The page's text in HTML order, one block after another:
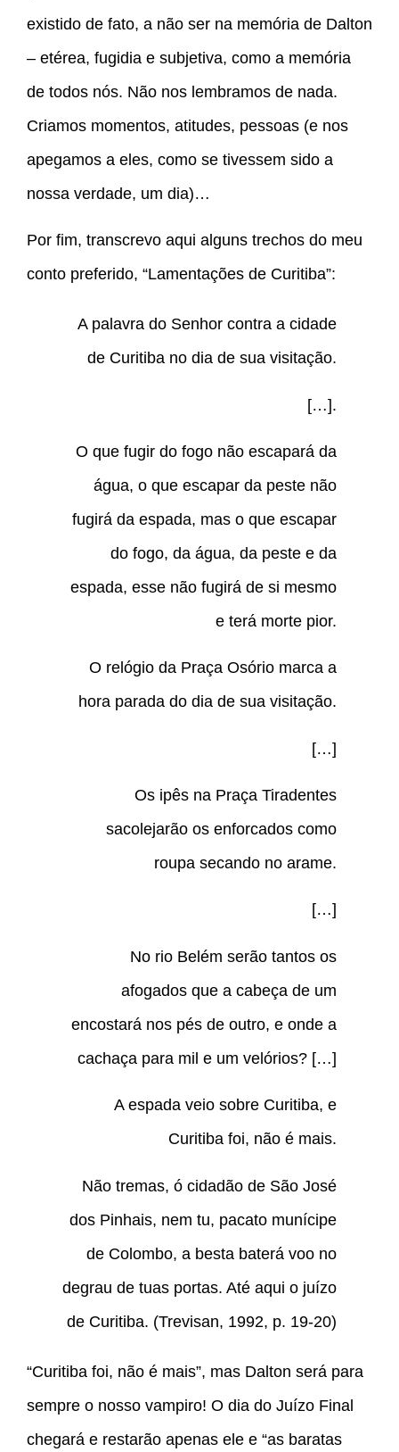
existido de fato, a não ser na memória de Dalton
– etérea, fugidia e subjetiva, como a memória
de todos nós. Não nos lembramos de nada.
Criamos momentos, atitudes, pessoas (e nos
apegamos a eles, como se tivessem sido a
nossa verdade, um dia)…
Por fim, transcrevo aqui alguns trechos do meu
conto preferido, “Lamentações de Curitiba”:
A palavra do Senhor contra a cidade
de Curitiba no dia de sua visitação.
[…].
O que fugir do fogo não escapará da
água, o que escapar da peste não
fugirá da espada, mas o que escapar
do fogo, da água, da peste e da
espada, esse não fugirá de si mesmo
e terá morte pior.
O relógio da Praça Osório marca a
hora parada do dia de sua visitação.
[…]
Os ipês na Praça Tiradentes
sacolejarão os enforcados como
roupa secando no arame.
[…]
No rio Belém serão tantos os
afogados que a cabeça de um
encostará nos pés de outro, e onde a
cachaça para mil e um velórios? […]
A espada veio sobre Curitiba, e
Curitiba foi, não é mais.
Não tremas, ó cidadão de São José
dos Pinhais, nem tu, pacato munícipe
de Colombo, a besta baterá voo no
degrau de tuas portas. Até aqui o juízo
de Curitiba. (Trevisan, 1992, p. 19-20)
“Curitiba foi, não é mais”, mas Dalton será para
sempre o nosso vampiro! O dia do Juízo Final
chegará e restarão apenas ele e “as baratas